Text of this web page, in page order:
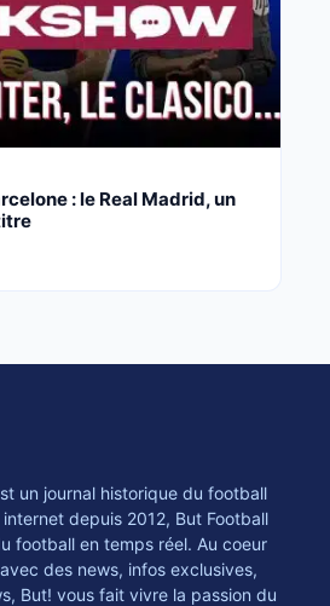
: le Real Madrid, un
un journal historique du football
depuis 2012, But Football
football en temps réel. Au coeur
des news, infos exclusives,
But! vous fait vivre la passion du